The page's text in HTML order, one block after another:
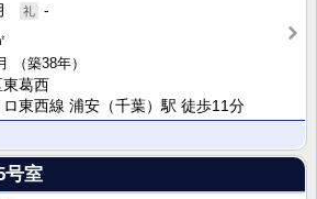
-
（築38年）
葛西
東西線 浦安（千葉）駅 徒歩11分
号室